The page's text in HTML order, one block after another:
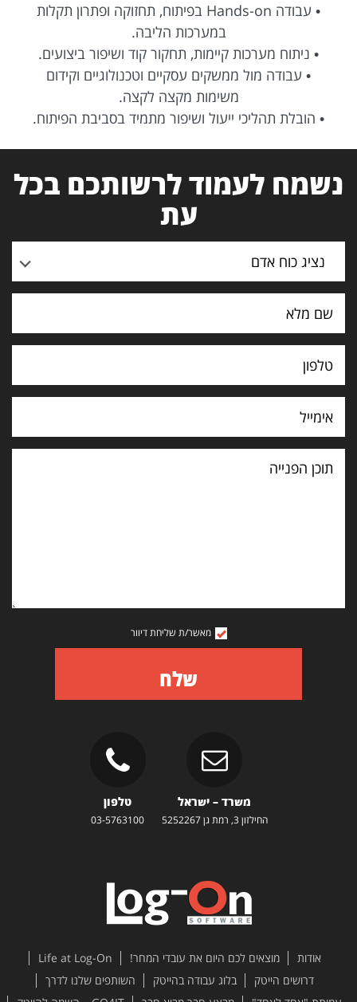
• עבודה Hands-on בפיתוח, תחזוקה ופתרון תקלות
במערכות הליבה.
• ניתוח מערכות קיימות, תחקור קוד ושיפור ביצועים.
• עבודה מול ממשקים עסקיים וטכנולוגיים וקידום
משימות מקצה לקצה.
• הובלת תהליכי ייעול ושיפור מתמיד בסביבת הפיתוח.
נשמח לעמוד לרשותכם בכל
עת
נציג כוח אדם
תוכן
הפנייה
מאשר/ת שליחת דיוור
שלח
משרד – ישראל
החילזון 3, רמת גן 5252267
טלפון
03-5763100
אודות מוצאים לכם היום את עובדי המחר!
Life at Log-On
דרושים הייטק
בלוג עבודה בהייטק
השותפים שלנו לדרך